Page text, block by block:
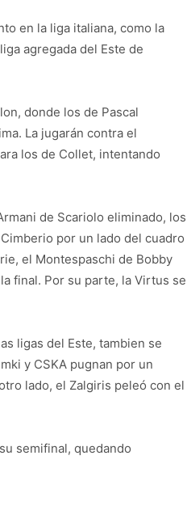
en la liga italiana, como la
agregada del Este de
donde los de Pascal
La jugarán contra el
los de Collet, intentando
de Scariolo eliminado, los
por un lado del cuadro
el Montespaschi de Bobby
final. Por su parte, la Virtus se
ligas del Este, tambien se
y CSKA pugnan por un
lado, el Zalgiris peleó con el
semifinal, quedando